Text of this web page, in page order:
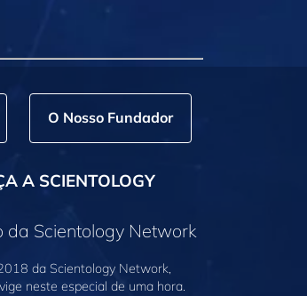
O Nosso Fundador
A SCIENTOLOGY
da Scientology Network
da Scientology Network,
neste especial de uma hora.